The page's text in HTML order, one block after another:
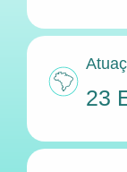
23